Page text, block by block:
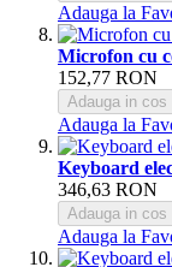
Adauga la
Microfon cu
152,77 RON
Adauga in cos
Adauga la
Keyboard
346,63 RON
Adauga in cos
Adauga la